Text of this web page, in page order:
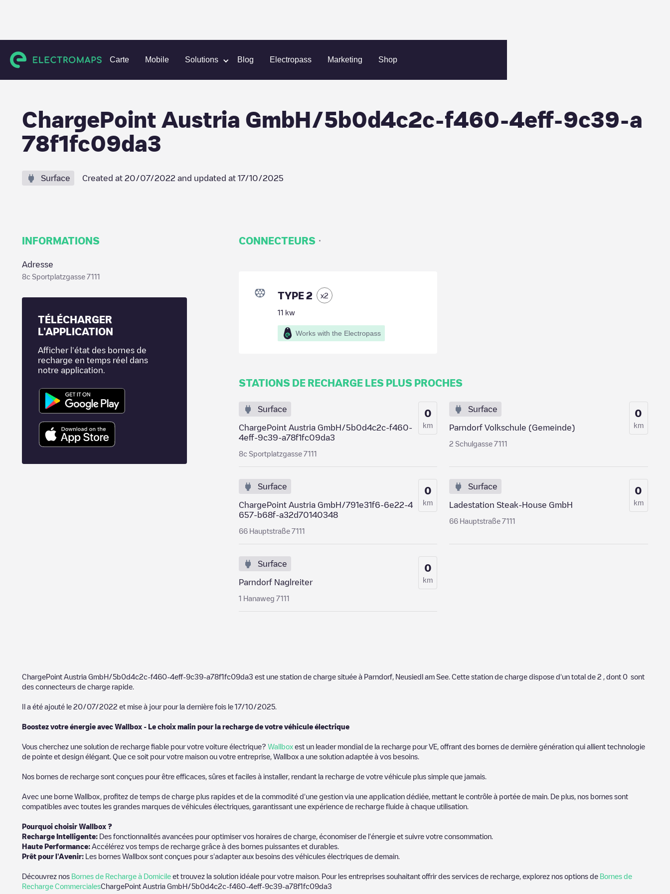
Carte Mobile Solutions Blog Electropass Marketing Shop
Charging stations Autriche Neusiedl am See Parndorf ChargePoint Austria GmbH/5b0d4c2c-f460-4eff-9c39-a78f1fc09da3
ChargePoint Austria GmbH/5b0d4c2c-f460-4eff-9c39-a
78f1fc09da3
Surface Created at 20/07/2022 and updated at 17/10/2025
INFORMATIONS
Adresse
8c Sportplatzgasse 7111
TÉLÉCHARGER
L'APPLICATION
Afficher l'état des bornes de
recharge en temps réel dans
notre application.
CONNECTEURS ·
TYPE 2 x2
11 kw
Works with the Electropass
STATIONS DE RECHARGE LES PLUS PROCHES
Surface
ChargePoint Austria GmbH/5b0d4c2c-f460-
4eff-9c39-a78f1fc09da3
8c Sportplatzgasse 7111
0
km
Surface
Parndorf Volkschule (Gemeinde)
2 Schulgasse 7111
0
km
Surface
ChargePoint Austria GmbH/791e31f6-6e22-4
657-b68f-a32d70140348
66 Hauptstraße 7111
0
km
Surface
Ladestation Steak-House GmbH
66 Hauptstraße 7111
0
km
Surface
Parndorf Naglreiter
1 Hanaweg 7111
0
km
ChargePoint Austria GmbH/5b0d4c2c-f460-4eff-9c39-a78f1fc09da3 est une station de charge située à Parndorf Neusiedl am See . Cette station de charge dispose d'un total de 2 , dont 0 sont
des connecteurs de charge rapide.
Il a été ajouté le 20/07/2022 et mise à jour pour la dernière fois le 17/10/2025
Boostez votre énergie avec Wallbox - Le choix malin pour la recharge de votre véhicule électrique
Vous cherchez une solution de recharge fiable pour votre voiture électrique? Wallbox est un leader mondial de la recharge pour VE, offrant des bornes de dernière génération qui allient technologie
de pointe et design élégant. Que ce soit pour votre maison ou votre entreprise, Wallbox a une solution adaptée à vos besoins.
Nos bornes de recharge sont conçues pour être efficaces, sûres et faciles à installer, rendant la recharge de votre véhicule plus simple que jamais.
Avec une borne Wallbox, profitez de temps de charge plus rapides et de la commodité d'une gestion via une application dédiée, mettant le contrôle à portée de main. De plus, nos bornes sont
compatibles avec toutes les grandes marques de véhicules électriques, garantissant une expérience de recharge fluide à chaque utilisation.
Pourquoi choisir Wallbox ?
Recharge Intelligente: Des fonctionnalités avancées pour optimiser vos horaires de charge, économiser de l'énergie et suivre votre consommation.
Haute Performance: Accélérez vos temps de recharge grâce à des bornes puissantes et durables.
Prêt pour l'Avenir:
Les bornes Wallbox sont conçues pour s'adapter aux besoins des véhicules électriques de demain.
Découvrez nos Bornes de Recharge à Domicile et trouvez la solution idéale pour votre maison. Pour les entreprises souhaitant offrir des services de recharge, explorez nos options de Bornes de
Recharge CommercialesChargePoint Austria GmbH/5b0d4c2c-f460-4eff-9c39-a78f1fc09da3